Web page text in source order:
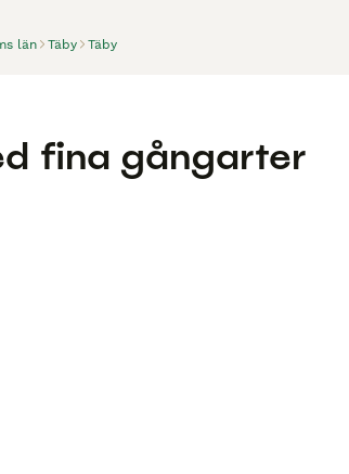
län Täby Täby
fina gångarter